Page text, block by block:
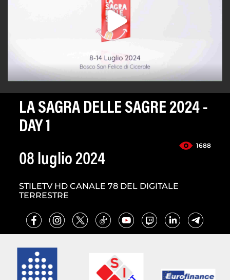
LA SAGRA DELLE SAGRE 2024 -
DAY 1
1688
08 luglio 2024
STILETV HD CANALE 78 DEL DIGITALE
TERRESTRE